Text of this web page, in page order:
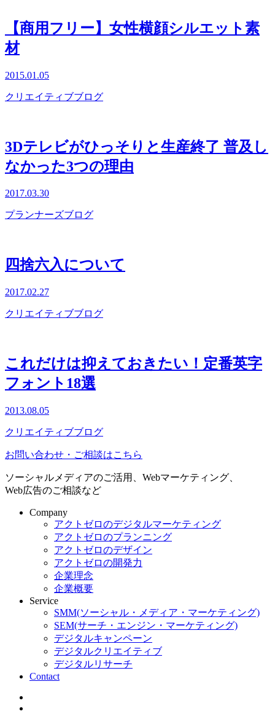
【商用フリー】女性横顔シルエット素
材
2015.01.05
クリエイティブブログ
3Dテレビがひっそりと生産終了 普及し
なかった3つの理由
2017.03.30
プランナーズブログ
四捨六入について
2017.02.27
クリエイティブブログ
これだけは抑えておきたい！定番英字
フォント18選
2013.08.05
クリエイティブブログ
お問い合わせ・ご相談はこちら
ソーシャルメディアのご活用、Webマーケティング、
Web広告のご相談など
Company
アクトゼロのデジタルマーケティング
アクトゼロのプランニング
アクトゼロのデザイン
アクトゼロの開発力
企業理念
企業概要
Service
SMM(ソーシャル・メディア・マーケティング)
SEM(サーチ・エンジン・マーケティング)
デジタルキャンペーン
デジタルクリエイティブ
デジタルリサーチ
Contact